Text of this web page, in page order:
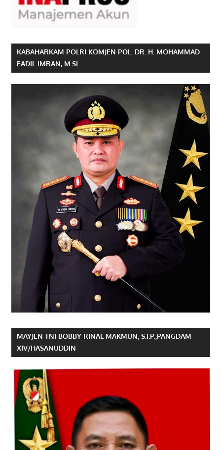
KABAHARKAM POLRI KOMJEN POL. DR. H. MOHAMMAD
FADIL IMRAN, M.SI.
MAYJEN TNI BOBBY RINAL MAKMUN, S.I.P.,PANGDAM
XIV/HASANUDDIN